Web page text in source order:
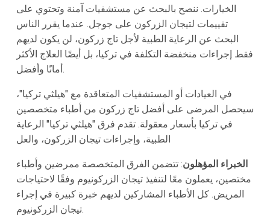
الخيارات. ننصح بالبحث عن مستشفيات آمنة وتحتوي على
تقييمات لتيجان الزركون على جوجل. عندما يقرر الناس
البحث عن الرعاية الطبية لأجل تاج زركون، لن يكون لديهم
فقط إجراءات منخفضة التكلفة في تركيا، بل أيضًا العلاج الأكثر
أمانًا وأفضل.
في العيادات أو المستشفيات المتعاقدة مع "هيلثي تركيا"،
سيحصل المرضى على أفضل تاج زركون من أطباء متخصصين
في تركيا بأسعار معقولة. تقدم فرق "هيلثي تركيا" الرعاية
الطبية، وإجراءات تيجان الزركون، والعل
الخبراء المؤهلون: تتضمن الفرق المتخصصة ممرضين وأطباء
مختصين، يعملون معًا لتنفيذ تيجان الزركونيوم وفقًا لاحتياجات
المريض. كل الأطباء المشاركين لديهم خبرة كبيرة في إجراء
تيجان الزركونيوم.